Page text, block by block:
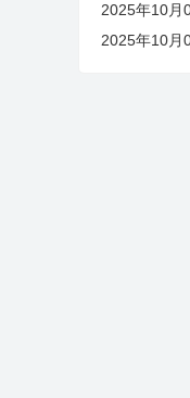
2025年10月
2025年10月